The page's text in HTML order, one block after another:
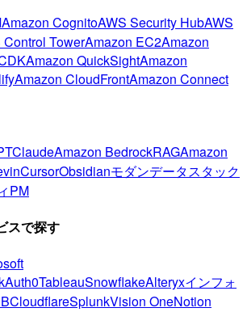
Amazon CognitoAWS Security HubAWS
Control TowerAmazon EC2Amazon
Amazon QuickSightAmazon
Amazon CloudFrontAmazon Connect
ClaudeAmazon BedrockRAGAmazon
CursorObsidianモダンデータスタック
PM
スで探す
Auth0TableauSnowflakeAlteryxインフォ
CloudflareSplunkVision OneNotion